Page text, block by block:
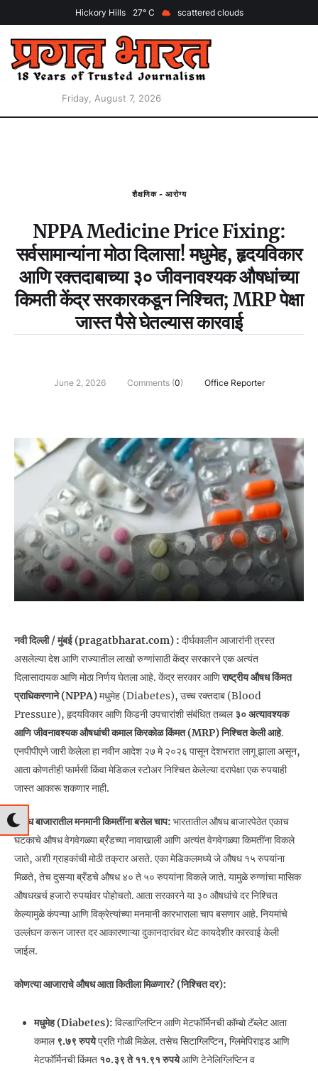
Hickory Hills 27 scattered clouds
Friday, August 7, 2026
शैक्षणिक - आरोग्य
NPPA Medicine Price Fixing:
सर्वसामान्यांना मोठा दिलासा! मधुमेह, हृदयविकार
आणि रक्तदाबाच्या ३० जीवनावश्यक औषधांच्या
किमती केंद्र सरकारकडून निश्चित; MRP पेक्षा
जास्त पैसे घेतल्यास कारवाई
June 2, 2026 Comments (0) Office Reporter
नवी दिल्ली / मुंबई (pragatbharat.com) : दीर्घकालीन आजारांनी त्रस्त
असलेल्या देश आणि राज्यातील लाखो रुग्णांसाठी केंद्र सरकारने एक अत्यंत
दिलासादायक आणि मोठा निर्णय घेतला आहे. केंद्र सरकार आणिराष्ट्रीय औषध किंमत
प्राधिकरणाने (NPPA)मधुमेह (Diabetes), उच्च रक्तदाब (Blood
Pressure), हृदयविकार आणि किडनी उपचारांशी संबंधित तब्बल३० अत्यावश्यक
आणि जीवनावश्यक औषधांची कमाल किरकोळ किंमत (MRP) निश्चित केली आहे.
एनपीपीएने जारी केलेला हा नवीन आदेश २७ मे २०२६ पासून देशभरात लागू झाला असून,
आता कोणतीही फार्मसी किंवा मेडिकल स्टोअर निश्चित केलेल्या दरापेक्षा एक रुपयाही
जास्त आकारू शकणार नाही.
औषध बाजारातील मनमानी किमतींना बसेल चाप: भारतातील औषध बाजारपेठेत एकाच
घटकाचे औषध वेगवेगळ्या ब्रँडच्या नावाखाली आणि अत्यंत वेगवेगळ्या किमतींना विकले
जाते, अशी ग्राहकांची मोठी तक्रार असते. एका मेडिकलमध्ये जे औषध १५ रुपयांना
मिळते, तेच दुसऱ्या ब्रँडचे औषध ४० ते ५० रुपयांना विकले जाते. यामुळे रुग्णांचा मासिक
औषधखर्च हजारो रुपयांवर पोहोचतो. आता सरकारने या ३० औषधांचे दर निश्चित
केल्यामुळे कंपन्या आणि विक्रेत्यांच्या मनमानी कारभाराला चाप बसणार आहे. नियमांचे
उल्लंघन करून जास्त दर आकारणाऱ्या दुकानदारांवर थेट कायदेशीर कारवाई केली
जाईल.
कोणत्या आजाराचे औषध आता कितीला मिळणार? (निश्चित दर):
मधुमेह (Diabetes): विल्डाग्लिप्टिन आणि मेटफॉर्मिनची कॉम्बो टॅब्लेट आता
कमाल९.७९ रुपयेप्रति गोळी मिळेल. तसेच सिटाग्लिप्टिन, ग्लिमेपिराइड आणि
मेटफॉर्मिनची किंमत १०.३९ ते ११.९१ रुपयेआणि टेनेलिग्लिप्टिन व